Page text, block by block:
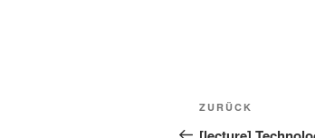
Vorheriger
Beitrag
ZURÜCK